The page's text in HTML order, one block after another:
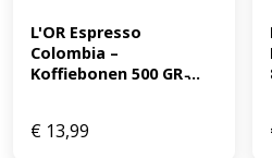
L'OR Espresso
Colombia –
Koffiebonen 500 GR ̵...
€ 13,99